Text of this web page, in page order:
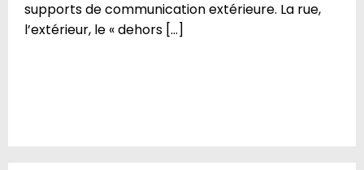
supports de communication extérieure. La rue,
l’extérieur, le « dehors […]